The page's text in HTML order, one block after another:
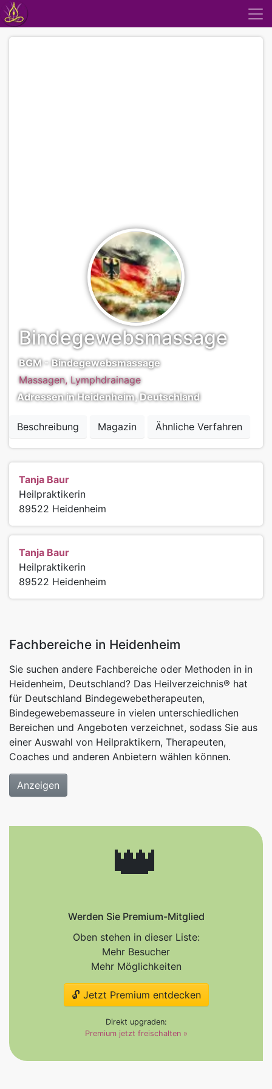
Bindegewebsmassage
BGM - Bindegewebsmassage
Massagen, Lymphdrainage
Adressen in Heidenheim, Deutschland
Beschreibung Magazin Ähnliche Verfahren
Tanja Baur
Heilpraktikerin
89522 Heidenheim
Tanja Baur
Heilpraktikerin
89522 Heidenheim
Fachbereiche in Heidenheim
Sie suchen andere Fachbereiche oder Methoden in in
Heidenheim, Deutschland? Das Heilverzeichnis® hat
für Deutschland Bindegewebetherapeuten,
Bindegewebemasseure in vielen unterschiedlichen
Bereichen und Angeboten verzeichnet, sodass Sie aus
einer Auswahl von Heilpraktikern, Therapeuten,
Coaches und anderen Anbietern wählen können.
Anzeigen
👑
Werden Sie Premium-Mitglied
Oben stehen in dieser Liste:
Mehr Besucher
Mehr Möglichkeiten
🔓 Jetzt Premium entdecken
Direkt upgraden:
Premium jetzt freischalten »